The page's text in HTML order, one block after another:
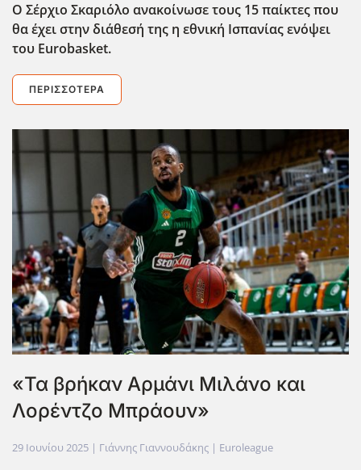
Ο Σέρχιο Σκαριόλο ανακοίνωσε τους 15 παίκτες που
θα έχει στην διάθεσή της η εθνική Ισπανίας ενόψει
του Eurobasket.
ΠΕΡΙΣΣΌΤΕΡΑ
«Τα βρήκαν Αρμάνι Μιλάνο και
Λορέντζο Μπράουν»
29 Ιουνίου 2025 | Γιάννης Γιαννουδάκης | Euroleague